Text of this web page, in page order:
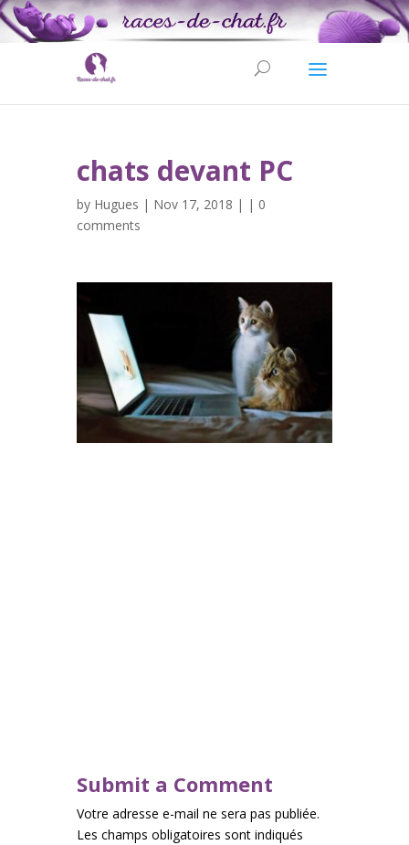
chats devant PC
by Hugues | Nov 17, 2018 | | 0
comments
Submit a Comment
Votre adresse e-mail ne sera pas publiée.
Les champs obligatoires sont indiqués